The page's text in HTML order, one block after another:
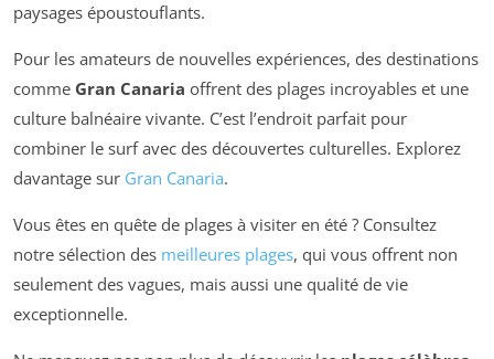
paysages époustouflants.
Pour les amateurs de nouvelles expériences, des destinations
comme Gran Canaria offrent des plages incroyables et une
culture balnéaire vivante. C’est l’endroit parfait pour
combiner le surf avec des découvertes culturelles. Explorez
davantage sur Gran Canaria.
Vous êtes en quête de plages à visiter en été ? Consultez
notre sélection des meilleures plages, qui vous offrent non
seulement des vagues, mais aussi une qualité de vie
exceptionnelle.